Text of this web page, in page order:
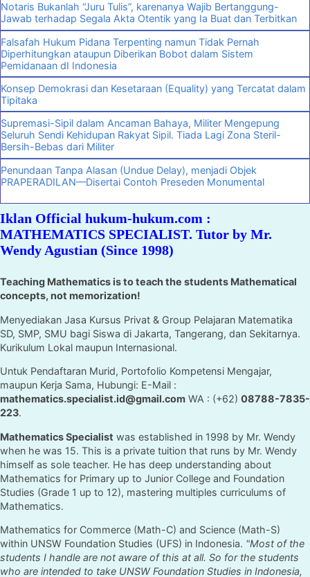
Notaris Bukanlah “Juru Tulis”, karenanya Wajib Bertanggung-
Jawab terhadap Segala Akta Otentik yang Ia Buat dan Terbitkan
Falsafah Hukum Pidana Terpenting namun Tidak Pernah
Diperhitungkan ataupun Diberikan Bobot dalam Sistem
Pemidanaan dI Indonesia
Konsep Demokrasi dan Kesetaraan (Equality) yang Tercatat dalam
Tipitaka
Supremasi-Sipil dalam Ancaman Bahaya, Militer Mengepung
Seluruh Sendi Kehidupan Rakyat Sipil. Tiada Lagi Zona Steril-
Bersih-Bebas dari Militer
Penundaan Tanpa Alasan (Undue Delay), menjadi Objek
PRAPERADILAN—Disertai Contoh Preseden Monumental
Iklan Official hukum-hukum.com :
MATHEMATICS SPECIALIST. Tutor by Mr.
Wendy Agustian (Since 1998)
Teaching Mathematics is to teach the students Mathematical
concepts, not memorization!
Menyediakan Jasa Kursus Privat & Group Pelajaran Matematika
SD, SMP, SMU bagi Siswa di Jakarta, Tangerang, dan Sekitarnya.
Kurikulum Lokal maupun Internasional.
Untuk Pendaftaran Murid, Portofolio Kompetensi Mengajar,
maupun Kerja Sama, Hubungi: E-Mail :
mathematics.specialist.id@gmail.com WA : (+62) 08788-7835-
223.
Mathematics Specialist was established in 1998 by Mr. Wendy
when he was 15. This is a private tuition that runs by Mr. Wendy
himself as sole teacher. He has deep understanding about
Mathematics for Primary up to Junior College and Foundation
Studies (Grade 1 up to 12), mastering multiples curriculums of
Mathematics.
Mathematics for Commerce (Math-C) and Science (Math-S)
within UNSW Foundation Studies (UFS) in Indonesia. "Most of the
students I handle are not aware of this at all. So for the students
who are intended to take UNSW Foundation Studies in Indonesia,